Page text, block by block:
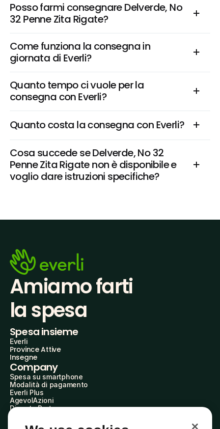
Posso farmi consegnare Delverde, No
32 Penne Zita Rigate?
Come funziona la consegna in
giornata di Everli?
Quanto tempo ci vuole per la
consegna con Everli?
Quanto costa la consegna con Everli?
Cosa succede se Delverde, No 32
Penne Zita Rigate non è disponibile e
voglio dare istruzioni specifiche?
Amiamo farti
la spesa
Spesa insieme
Everli
Province Attive
Insegne
Company
Spesa su smartphone
Modalità di pagamento
Everli Plus
AgevolAzioni
Diventa Partner
Everli Shoppers